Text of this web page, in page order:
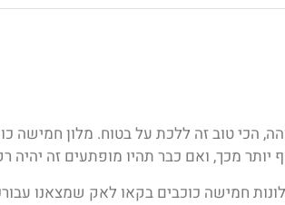
הכי טוב זה ללכת על בטוח. מלון חמישה
מכך, ואם כבר תהיו מופתעים זה יהיה
חמישה כוכבים בקאו לאק שמצאנו